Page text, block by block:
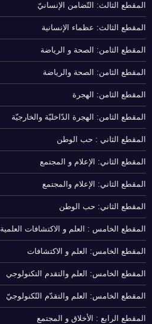
المقطع الثالث: التّضامن الإنسانيّ
المقطع الثالث: عظماء الإنسانية
المقطع الثامن: الصحة و الرياضة
المقطع الثامن: الصحة والرياضة
المقطع الثامن: الهجرة
المقطع الثامن: الهجرة الدّاخليّة والخارجيّة
المقطع الثاني : حب الوطن
المقطع الثاني: الإعلام و المجتمع
المقطع الثاني: الإعلام والمجتمع
المقطع الثاني: حب الوطن
المقطع الخامس : العلم و الاكتشافات العلمية
المقطع الخامس: العلم و الاكتشافات
المقطع الخامس: العلم والتقدم التكنولوجي
المقطع الخامس: العلم والتقدّم التّكنولوجيّ
المقطع الرابع : الأخلاق و المجتمع